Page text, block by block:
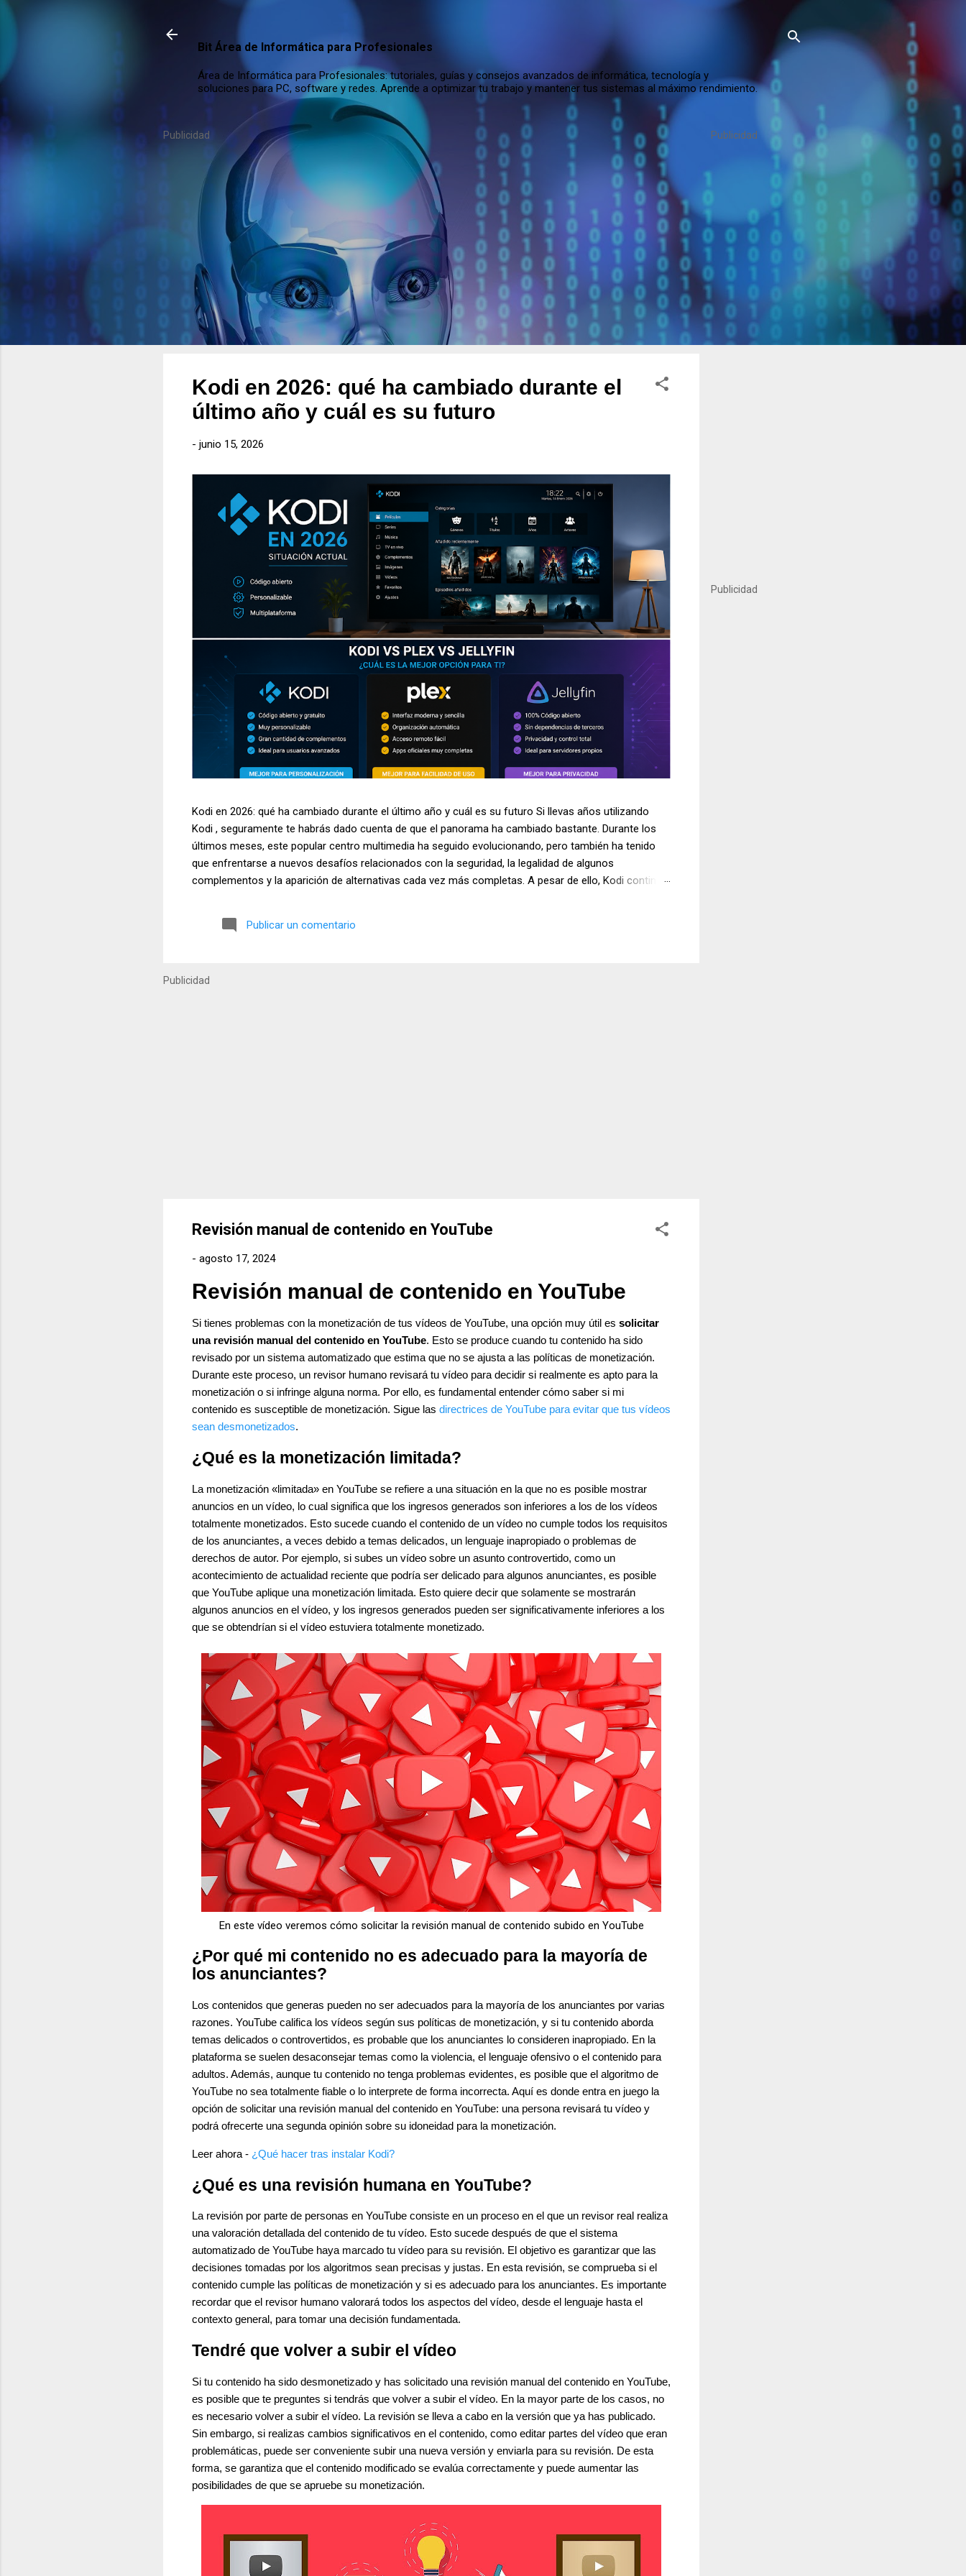
Bit Área de Informática para Profesionales
Área de Informática para Profesionales: tutoriales, guías y consejos avanzados de informática, tecnología y
soluciones para PC, software y redes. Aprende a optimizar tu trabajo y mantener tus sistemas al máximo rendimiento.
Publicidad
Publicidad
Publicidad
Kodi en 2026: qué ha cambiado durante el
último año y cuál es su futuro
- junio 15, 2026
Kodi en 2026: qué ha cambiado durante el último año y cuál es su futuro Si llevas años utilizando
Kodi , seguramente te habrás dado cuenta de que el panorama ha cambiado bastante. Durante los
últimos meses, este popular centro multimedia ha seguido evolucionando, pero también ha tenido
que enfrentarse a nuevos desafíos relacionados con la seguridad, la legalidad de algunos
complementos y la aparición de alternativas cada vez más completas. A pesar de ello, Kodi continúa
televisores, ordenadores, dispositivos Android y sistemas Linux. Además, sigue siendo uno de los
temas más buscados por los usuarios interesados en el streaming y la gestión de bibliotecas
próximos meses. ¿Qué es Kodi y por qué sigue s...
Publicar un comentario
Publicidad
Revisión manual de contenido en YouTube
- agosto 17, 2024
Revisión manual de contenido en YouTube
Si tienes problemas con la monetización de tus vídeos de YouTube, una opción muy útil es solicitar
una revisión manual del contenido en YouTube. Esto se produce cuando tu contenido ha sido
revisado por un sistema automatizado que estima que no se ajusta a las políticas de monetización.
Durante este proceso, un revisor humano revisará tu vídeo para decidir si realmente es apto para la
monetización o si infringe alguna norma. Por ello, es fundamental entender cómo saber si mi
contenido es susceptible de monetización. Sigue las directrices de YouTube para evitar que tus vídeos
sean desmonetizados.
¿Qué es la monetización limitada?
La monetización «limitada» en YouTube se refiere a una situación en la que no es posible mostrar
anuncios en un vídeo, lo cual significa que los ingresos generados son inferiores a los de los vídeos
totalmente monetizados. Esto sucede cuando el contenido de un vídeo no cumple todos los requisitos
de los anunciantes, a veces debido a temas delicados, un lenguaje inapropiado o problemas de
derechos de autor. Por ejemplo, si subes un vídeo sobre un asunto controvertido, como un
acontecimiento de actualidad reciente que podría ser delicado para algunos anunciantes, es posible
que YouTube aplique una monetización limitada. Esto quiere decir que solamente se mostrarán
algunos anuncios en el vídeo, y los ingresos generados pueden ser significativamente inferiores a los
que se obtendrían si el vídeo estuviera totalmente monetizado.
En este vídeo veremos cómo solicitar la revisión manual de contenido subido en YouTube
¿Por qué mi contenido no es adecuado para la mayoría de
los anunciantes?
Los contenidos que generas pueden no ser adecuados para la mayoría de los anunciantes por varias
razones. YouTube califica los vídeos según sus políticas de monetización, y si tu contenido aborda
temas delicados o controvertidos, es probable que los anunciantes lo consideren inapropiado. En la
plataforma se suelen desaconsejar temas como la violencia, el lenguaje ofensivo o el contenido para
adultos. Además, aunque tu contenido no tenga problemas evidentes, es posible que el algoritmo de
YouTube no sea totalmente fiable o lo interprete de forma incorrecta. Aquí es donde entra en juego la
opción de solicitar una revisión manual del contenido en YouTube: una persona revisará tu vídeo y
podrá ofrecerte una segunda opinión sobre su idoneidad para la monetización.
Leer ahora - ¿Qué hacer tras instalar Kodi?
¿Qué es una revisión humana en YouTube?
La revisión por parte de personas en YouTube consiste en un proceso en el que un revisor real realiza
una valoración detallada del contenido de tu vídeo. Esto sucede después de que el sistema
automatizado de YouTube haya marcado tu vídeo para su revisión. El objetivo es garantizar que las
decisiones tomadas por los algoritmos sean precisas y justas. En esta revisión, se comprueba si el
contenido cumple las políticas de monetización y si es adecuado para los anunciantes. Es importante
recordar que el revisor humano valorará todos los aspectos del vídeo, desde el lenguaje hasta el
contexto general, para tomar una decisión fundamentada.
Tendré que volver a subir el vídeo
Si tu contenido ha sido desmonetizado y has solicitado una revisión manual del contenido en YouTube,
es posible que te preguntes si tendrás que volver a subir el vídeo. En la mayor parte de los casos, no
es necesario volver a subir el vídeo. La revisión se lleva a cabo en la versión que ya has publicado.
Sin embargo, si realizas cambios significativos en el contenido, como editar partes del vídeo que eran
problemáticas, puede ser conveniente subir una nueva versión y enviarla para su revisión. De esta
forma, se garantiza que el contenido modificado se evalúa correctamente y puede aumentar las
posibilidades de que se apruebe su monetización.